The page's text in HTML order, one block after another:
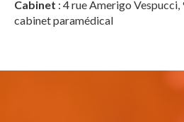
Cabinet : 4 rue Amerigo
cabinet paramédical